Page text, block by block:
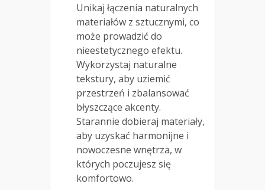
Unikaj łączenia naturalnych
materiałów z sztucznymi, co
może prowadzić do
nieestetycznego efektu.
Wykorzystaj naturalne
tekstury, aby uziemić
przestrzeń i zbalansować
błyszczące akcenty.
Starannie dobieraj materiały,
aby uzyskać harmonijne i
nowoczesne wnętrza, w
których poczujesz się
komfortowo.